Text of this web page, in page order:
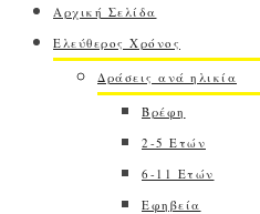
Αρχική Σελίδα
Ελεύθερος Χρόνος
Δράσεις ανά ηλικία
Βρέφη
2-5 Ετών
6-11 Ετών
Εφηβεία